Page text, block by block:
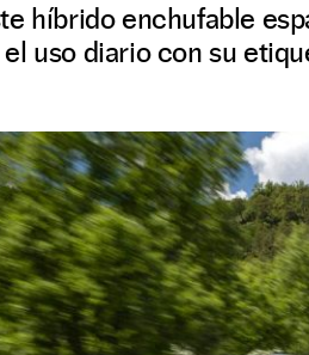
híbrido enchufable
uso diario con su